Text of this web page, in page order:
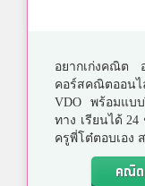
อยากเก่งคณิต
คอร์สคณิตออน
VDO พร้อมแบ
ทาง เรียนได้
ครูพี่โต๋ตอบเอง
คณิ